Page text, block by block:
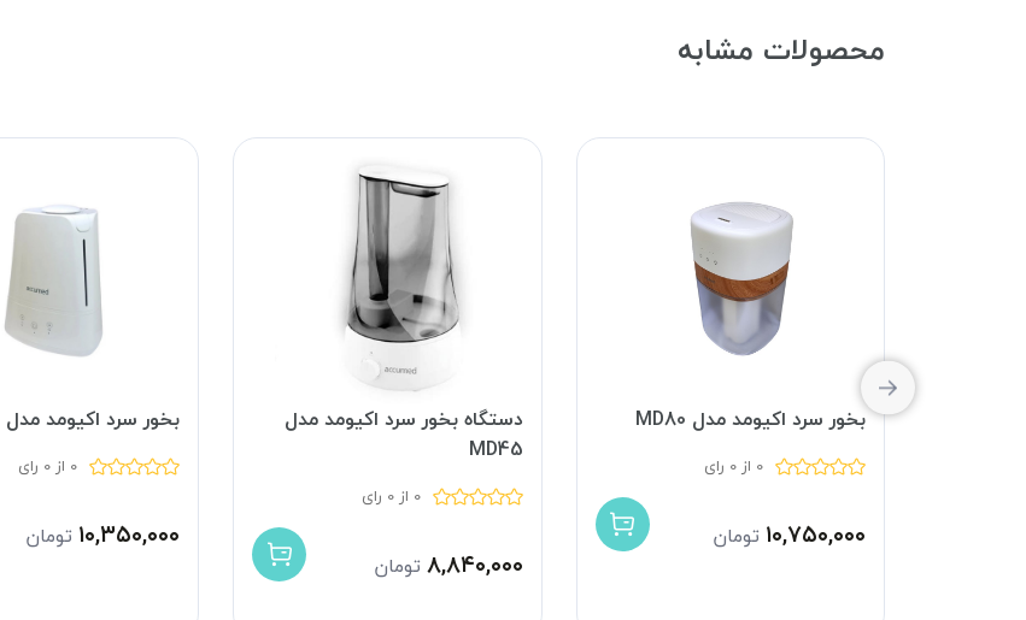
محصولات مشابه
بخور سرد اکیومد مدل MD80
0 از 0 رای
۱۰,۷۵۰,۰۰۰ تومان
دستگاه بخور سرد اکیومد مدل
MD45
0 از 0 رای
۸,۸۴۰,۰۰۰ تومان
بخور سرد اکیومد مدل MD-70D
0 از 0 رای
۱۰,۳۵۰,۰۰۰ تومان